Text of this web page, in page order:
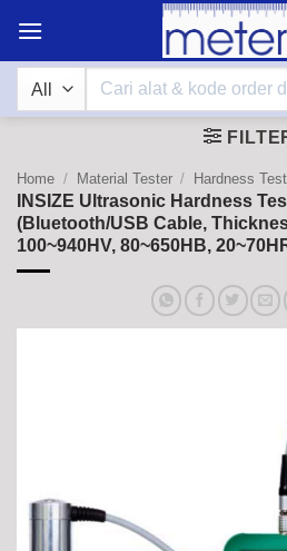
content
Search
Home / Material Tester / Hardness
INSIZE Ultrasonic Hardness
(Bluetooth/USB Cable,
100~940HV, 80~650HB,